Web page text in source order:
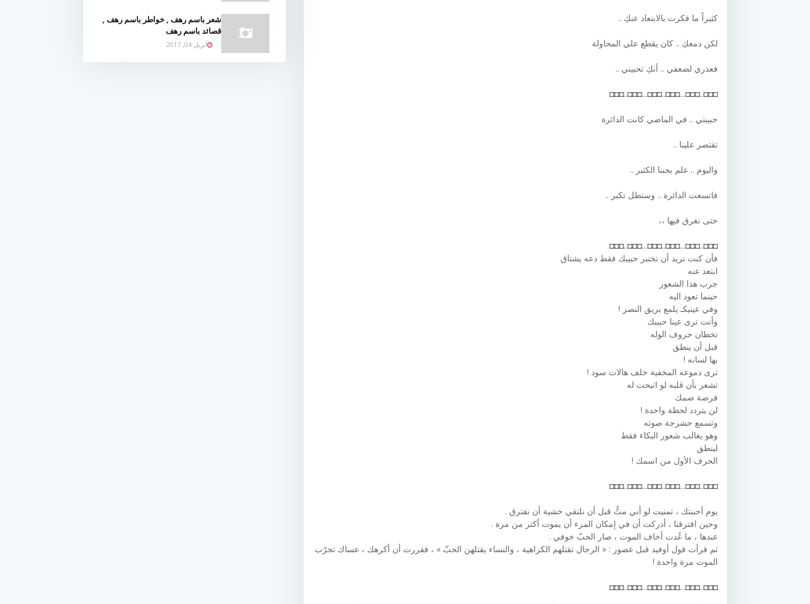
كثيراً ما فكرت بالابتعاد عنكِ ..
لكن دمعكِ .. كان يقطع علي المحاولة
فعذري لضعفي .. أنكِ تحبيني ..
◘◘◘..◘◘◘...◘◘◘..◘◘◘...◘◘◘..◘◘◘
حبيبتي .. في الماضي كانت الدائرة
تقتصر علينا ..
واليوم .. علم بحبنا الكثير ..
فاتسعت الدائرة .. وستظل تكبر ..
حتى نغرق فيها ،،
◘◘◘..◘◘◘...◘◘◘..◘◘◘...◘◘◘..◘◘◘
فأن كنت تريد أن تختبر حبيبك فقط دعه يشتاق
ابتعد عنه
جرب هذا الشعور
حينما تعود اليه
وفي عينيكـ يلمع بريق النصر !
وأنت ترى عينا حبيبك
تخطان حروف الوله
قبل أن ينطق
بها لسانه !
ترى دموعه المخفية خلف هالات سود !
تشعر بأن قلبه لو اتيحت له
فرصة ضمك
لن يتردد لحظة واحدة !
وتسمع حشرجة صوته
وهو يغالب شعور البكاء فقط
لينطق
الحرف الأول من اسمك !
◘◘◘..◘◘◘...◘◘◘..◘◘◘...◘◘◘..◘◘◘
يوم أحببتك ، تمنيت لو أني متُّ قبل أن نلتقي خشية أن نفترق .
وحين افترقنا ، أدركت أن في إمكان المرء أن يموت أكثر من مرة .
عندها ، ما عُدت أخاف الموت ، صار الحبّ خوفي .
ثم قرأت قول أوفيد قبل عصور : « الرجال تقتلهم الكراهية ، والنساء يقتلهن الحبّ » ، فقررت أن أكرهك ، عساك تجرّب
الموت مرة واحدة !
◘◘◘..◘◘◘...◘◘◘..◘◘◘...◘◘◘..◘◘◘
شعر باسم رهف , خواطر باسم رهف ,
قصائد باسم رهف
أبريل 04, 2017